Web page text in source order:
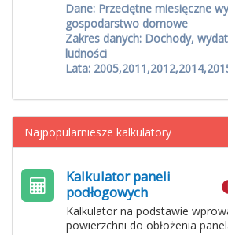
Dane: Przeciętne miesięczne
gospodarstwo domowe
Zakres danych: Dochody,
ludności
Lata:
Najpopularniesze kalkulatory
Kalkulator paneli
podłogowych
Kalkulator na podstawie
powierzchni do obłożenia